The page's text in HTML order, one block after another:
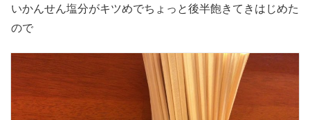
いかんせん塩分がキツめでちょっと後半飽きてきはじめた
ので